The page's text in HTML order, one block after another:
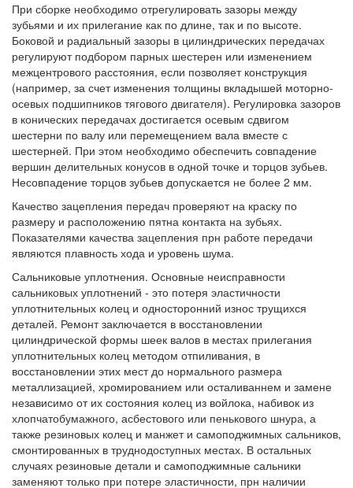
При сборке необходимо отрегулировать зазоры между
зубьями и их прилегание как по длине, так и по высоте.
Боковой и радиальный зазоры в цилиндрических передачах
регулируют подбором парных шестерен или изменением
межцентрового расстояния, если позволяет конструкция
(например, за счет изменения толщины вкладышей моторно-
осевых подшипников тягового двигателя). Регулировка зазоров
в конических передачах достигается осевым сдвигом
шестерни по валу или перемещением вала вместе с
шестерней. При этом необходимо обеспечить совпадение
вершин делительных конусов в одной точке и торцов зубьев.
Несовпадение торцов зубьев допускается не более 2 мм.
Качество зацепления передач проверяют на краску по
размеру и расположению пятна контакта на зубьях.
Показателями качества зацепления прн работе передачи
являются плавность хода и уровень шума.
Сальниковые уплотнения. Основные неисправности
сальниковых уплотнений - это потеря эластичности
уплотнительных колец и односторонний износ трущихся
деталей. Ремонт заключается в восстановлении
цилиндрической формы шеек валов в местах прилегания
уплотнительных колец методом отпиливания, в
восстановлении этих мест до нормального размера
металлизацией, хромированием или осталиваннем и замене
независимо от их состояния колец из войлока, набивок из
хлопчатобумажного, асбестового или пенькового шнура, а
также резиновых колец и манжет и самоподжимных сальников,
смонтированных в труднодоступных местах. В остальных
случаях резиновые детали и самоподжимные сальники
заменяют только при потере эластичности, прн наличии